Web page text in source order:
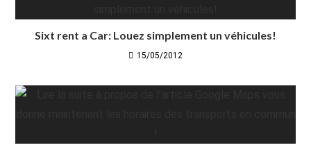
Sixt rent a Car: Louez simplement un véhicules!
15/05/2012